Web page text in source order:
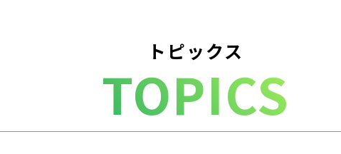
トピックス
TOPICS